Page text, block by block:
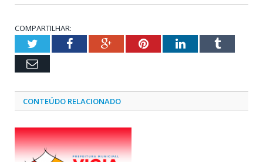
COMPARTILHAR:
TwitterFacebookGoogle+PinterestLinkedInTumblr
Email
CONTEÚDO RELACIONADO